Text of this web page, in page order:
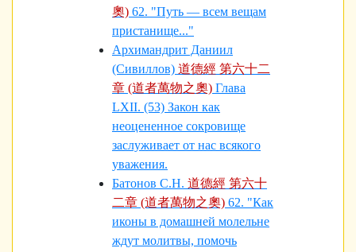
奧) 62. "Путь — всем вещам
пристанище..."
Архимандрит Даниил
(Сивиллов) 道德經 第六十二
章 (道者萬物之奧) Глава
LXII. (53) Закон как
неоцененное сокровище
заслуживает от нас всякого
уважения.
Батонов С.Н. 道德經 第六十
二章 (道者萬物之奧) 62. "Как
иконы в домашней молельне
ждут молитвы, помочь